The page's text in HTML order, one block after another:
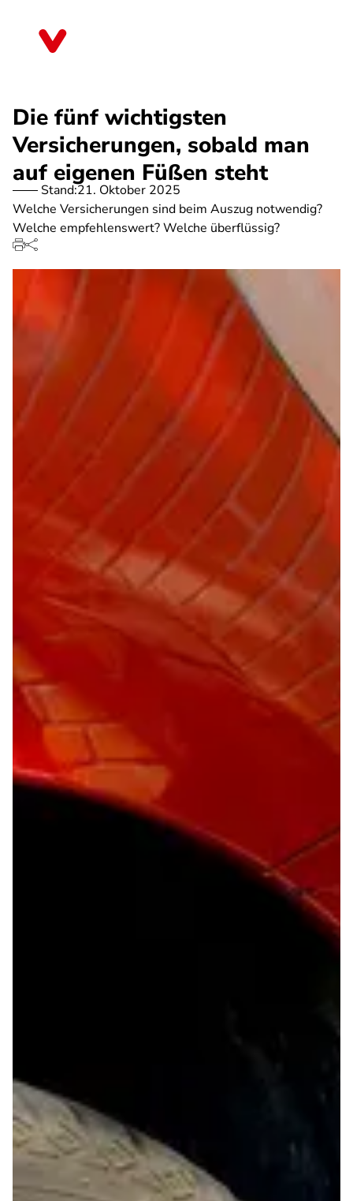
Die fünf wichtigsten
Versicherungen, sobald man
auf eigenen Füßen steht
Stand:21. Oktober 2025
Welche Versicherungen sind beim Auszug notwendig?
Welche empfehlenswert? Welche überflüssig?